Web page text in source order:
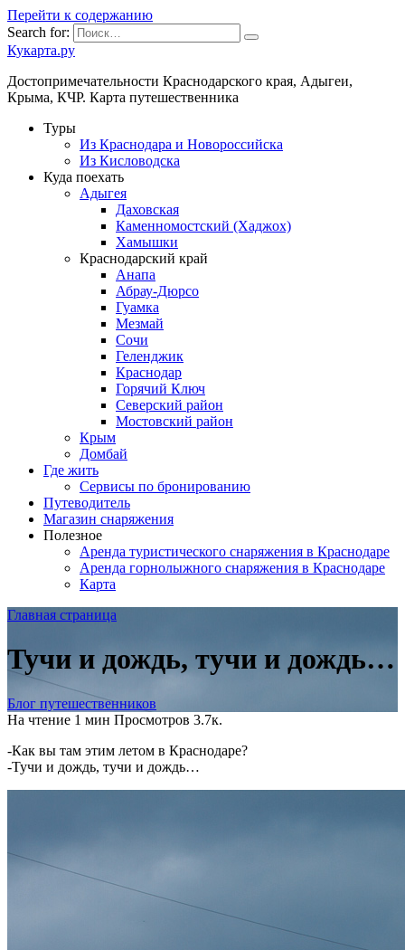
Перейти к содержанию
Search for:
Кукарта.ру
Достопримечательности Краснодарского края, Адыгеи,
Крыма, КЧР. Карта путешественника
Туры
Из Краснодара и Новороссийска
Из Кисловодска
Куда поехать
Адыгея
Даховская
Каменномостский (Хаджох)
Хамышки
Краснодарский край
Анапа
Абрау-Дюрсо
Гуамка
Мезмай
Сочи
Геленджик
Краснодар
Горячий Ключ
Северский район
Мостовский район
Крым
Домбай
Где жить
Сервисы по бронированию
Путеводитель
Магазин снаряжения
Полезное
Аренда туристического снаряжения в Краснодаре
Аренда горнолыжного снаряжения в Краснодаре
Карта
Главная страница
Тучи и дождь, тучи и дождь…
Блог путешественников
На чтение 1 мин Просмотров 3.7к.
-Как вы там этим летом в Краснодаре?
-Тучи и дождь, тучи и дождь…